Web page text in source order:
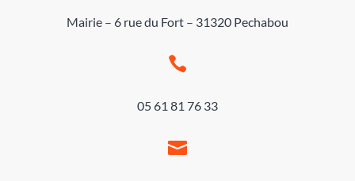
Mairie – 6 rue du Fort – 31320 Pechabou

05 61 81 76 33
